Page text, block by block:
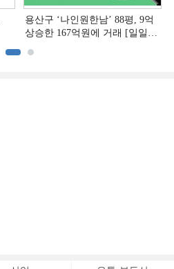
용산구 ‘나인원한남’ 88평, 9억
상승한 167억원에 거래 [일일